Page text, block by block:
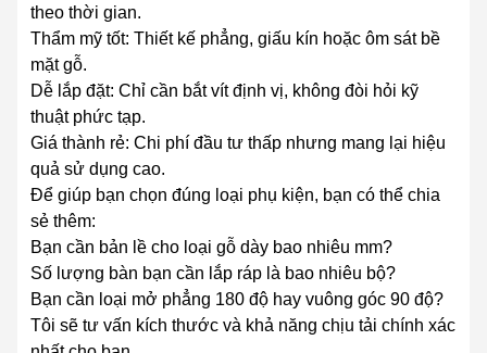
theo thời gian.
Thẩm mỹ tốt: Thiết kế phẳng, giấu kín hoặc ôm sát bề
mặt gỗ.
Dễ lắp đặt: Chỉ cần bắt vít định vị, không đòi hỏi kỹ
thuật phức tạp.
Giá thành rẻ: Chi phí đầu tư thấp nhưng mang lại hiệu
quả sử dụng cao.
Để giúp bạn chọn đúng loại phụ kiện, bạn có thể chia
sẻ thêm:
Bạn cần bản lề cho loại gỗ dày bao nhiêu mm?
Số lượng bàn bạn cần lắp ráp là bao nhiêu bộ?
Bạn cần loại mở phẳng 180 độ hay vuông góc 90 độ?
Tôi sẽ tư vấn kích thước và khả năng chịu tải chính xác